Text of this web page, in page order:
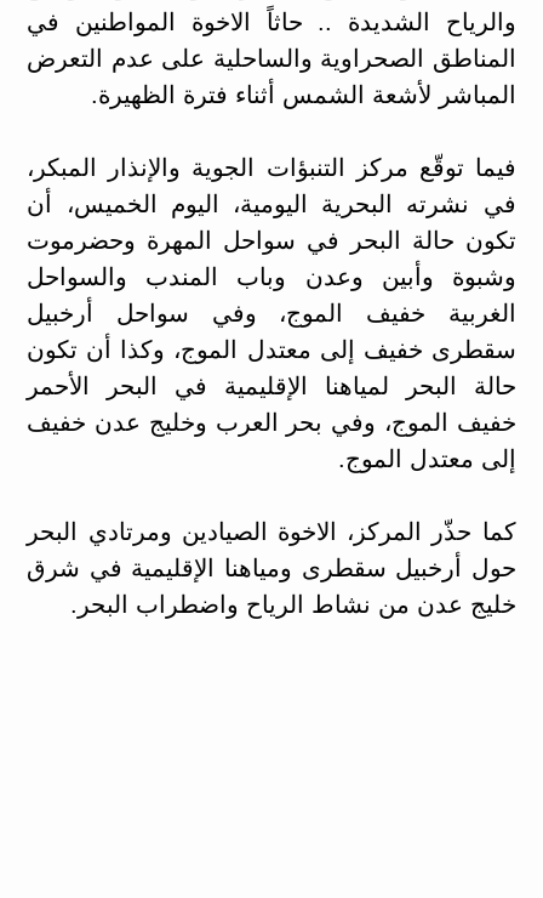
والرياح الشديدة .. حاثاً الاخوة المواطنين في
المناطق الصحراوية والساحلية على عدم التعرض
المباشر لأشعة الشمس أثناء فترة الظهيرة.
فيما توقّع مركز التنبؤات الجوية والإنذار المبكر،
في نشرته البحرية اليومية، اليوم الخميس، أن
تكون حالة البحر في سواحل المهرة وحضرموت
وشبوة وأبين وعدن وباب المندب والسواحل
الغربية خفيف الموج، وفي سواحل أرخبيل
سقطرى خفيف إلى معتدل الموج، وكذا أن تكون
حالة البحر لمياهنا الإقليمية في البحر الأحمر
خفيف الموج، وفي بحر العرب وخليج عدن خفيف
إلى معتدل الموج.
كما حذّر المركز، الاخوة الصيادين ومرتادي البحر
حول أرخبيل سقطرى ومياهنا الإقليمية في شرق
خليج عدن من نشاط الرياح واضطراب البحر.